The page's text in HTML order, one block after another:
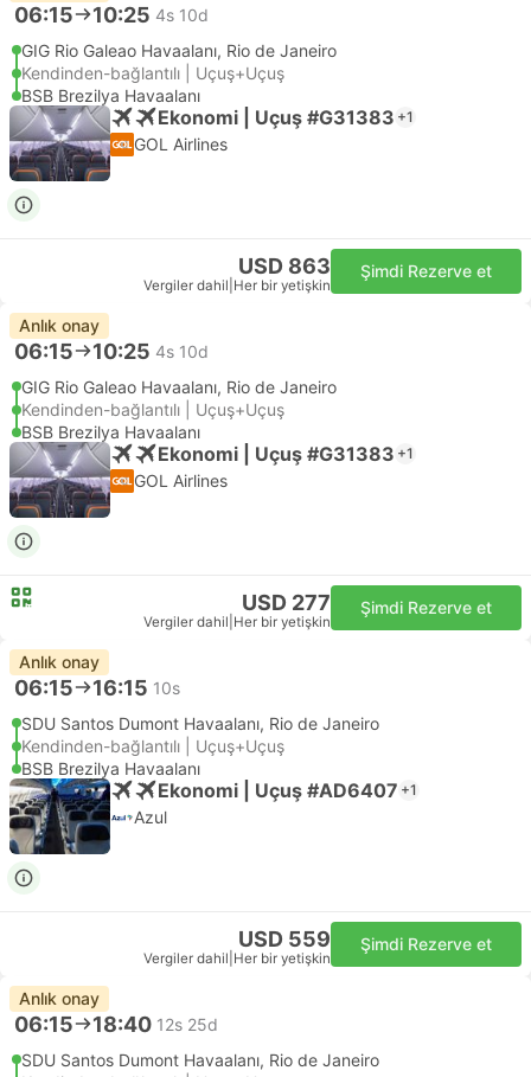
06:15 10:25 4s 10d
GIG Rio Galeao Havaalanı, Rio de Janeiro
Kendinden-bağlantılı | Uçuş+Uçuş
BSB Brezilya Havaalanı
Ekonomi | Uçuş #G31383 +1
GOL Airlines
USD 863
Vergiler dahil Her bir yetişkin
Şimdi Rezerve et
Anlık onay
06:15 10:25 4s 10d
GIG Rio Galeao Havaalanı, Rio de Janeiro
Kendinden-bağlantılı | Uçuş+Uçuş
BSB Brezilya Havaalanı
Ekonomi | Uçuş #G31383 +1
GOL Airlines
USD 277
Vergiler dahil Her bir yetişkin
Şimdi Rezerve et
Anlık onay
06:15 16:15 10s
SDU Santos Dumont Havaalanı, Rio de Janeiro
Kendinden-bağlantılı | Uçuş+Uçuş
BSB Brezilya Havaalanı
Ekonomi | Uçuş #AD6407 +1
Azul
USD 559
Vergiler dahil Her bir yetişkin
Şimdi Rezerve et
Anlık onay
06:15 18:40 12s 25d
SDU Santos Dumont Havaalanı, Rio de Janeiro